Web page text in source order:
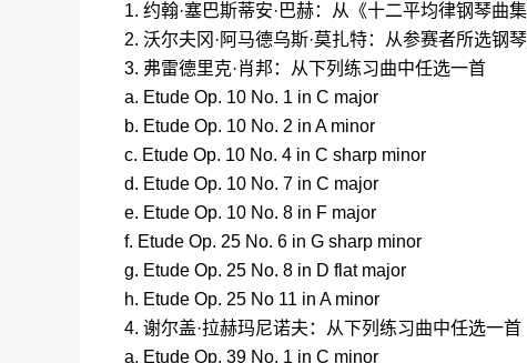
1. 约翰·塞巴斯蒂安·巴赫：从《十二平均律钢琴
2. 沃尔夫冈·阿马德乌斯·莫扎特：从参赛者所选钢
3. 弗雷德里克·肖邦：从下列练习曲中任选一首
a. Etude Op. 10 No. 1 in C major
b. Etude Op. 10 No. 2 in A minor
c. Etude Op. 10 No. 4 in C sharp minor
d. Etude Op. 10 No. 7 in C major
e. Etude Op. 10 No. 8 in F major
f. Etude Op. 25 No. 6 in G sharp minor
g. Etude Op. 25 No. 8 in D flat major
h. Etude Op. 25 No 11 in A minor
4. 谢尔盖·拉赫玛尼诺夫：从下列练习曲中任选一首
a. Etude Op. 39 No. 1 in C minor